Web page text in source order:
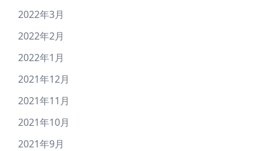
2022年3月
2022年2月
2022年1月
2021年12月
2021年11月
2021年10月
2021年9月